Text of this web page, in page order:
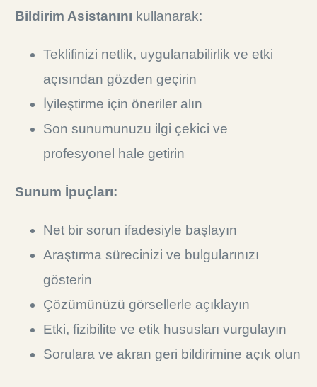
Bildirim Asistanını kullanarak:
Teklifinizi netlik, uygulanabilirlik ve etki
açısından gözden geçirin
İyileştirme için öneriler alın
Son sunumunuzu ilgi çekici ve
profesyonel hale getirin
Sunum İpuçları:
Net bir sorun ifadesiyle başlayın
Araştırma sürecinizi ve bulgularınızı
gösterin
Çözümünüzü görsellerle açıklayın
Etki, fizibilite ve etik hususları vurgulayın
Sorulara ve akran geri bildirimine açık olun